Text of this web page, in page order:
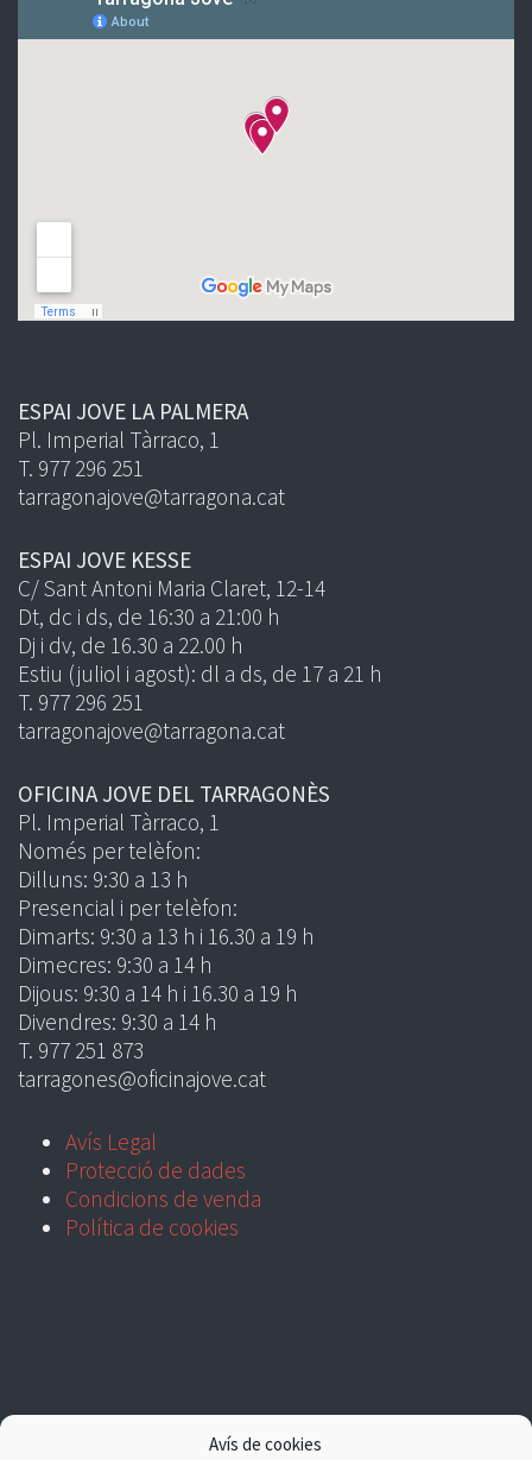
Avís de cookies
ESPAI JOVE LA PALMERA
Pl. Imperial Tàrraco, 1
T. 977 296 251
tarragonajove@tarragona.cat
ESPAI JOVE KESSE
C/ Sant Antoni Maria Claret, 12-14
Dt, dc i ds, de 16:30 a 21:00 h
Dj i dv, de 16.30 a 22.00 h
Estiu (juliol i agost): dl a ds, de 17 a 21 h
T. 977 296 251
tarragonajove@tarragona.cat
OFICINA JOVE DEL TARRAGONÈS
Pl. Imperial Tàrraco, 1
Només per telèfon:
Dilluns: 9:30 a 13 h
Presencial i per telèfon:
Dimarts: 9:30 a 13 h i 16.30 a 19 h
Dimecres: 9:30 a 14 h
Dijous: 9:30 a 14 h i 16.30 a 19 h
Divendres: 9:30 a 14 h
T. 977 251 873
tarragones@oficinajove.cat
Avís Legal
Protecció de dades
Condicions de venda
Política de cookies